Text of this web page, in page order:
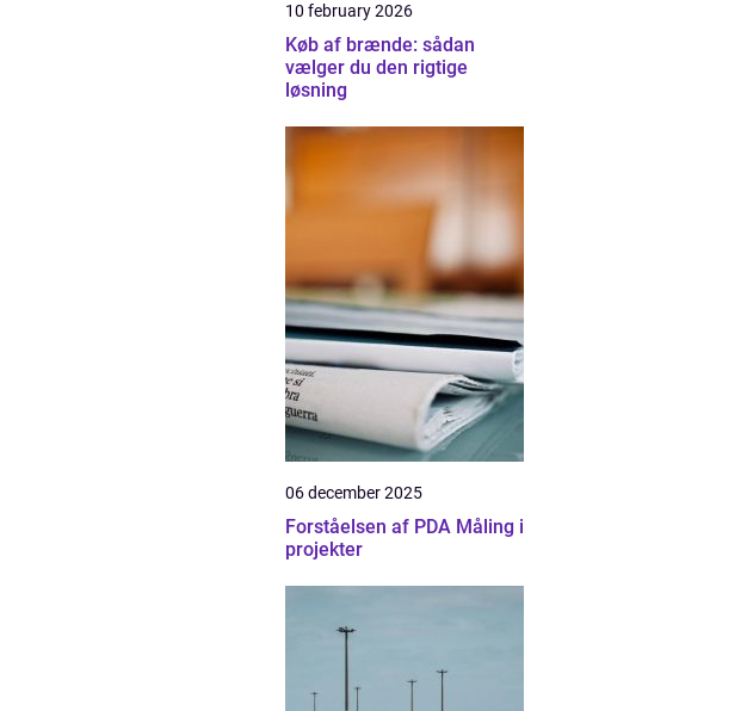
10 february 2026
Køb af brænde: sådan
vælger du den rigtige
løsning
06 december 2025
Forståelsen af PDA Måling i
projekter